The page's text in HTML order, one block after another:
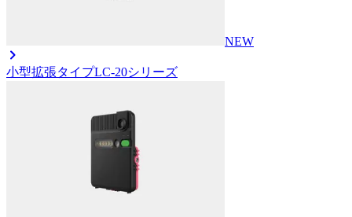
NEW
小型拡張タイプLC-20シリーズ